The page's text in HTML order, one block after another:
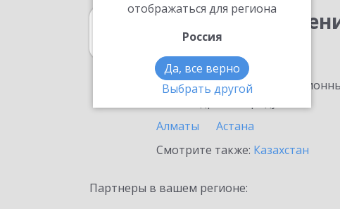
отображаться для региона
Россия
Да, все верно
Выбрать другой
1С:Учет
в Шымкенте
Ознакомьтесь с
Алматы
Астана
Смотрите также: Казахстан
Партнеры в вашем регионе: